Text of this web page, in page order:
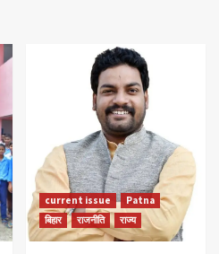
current issue
Patna
बिहार
राजनीति राज्य